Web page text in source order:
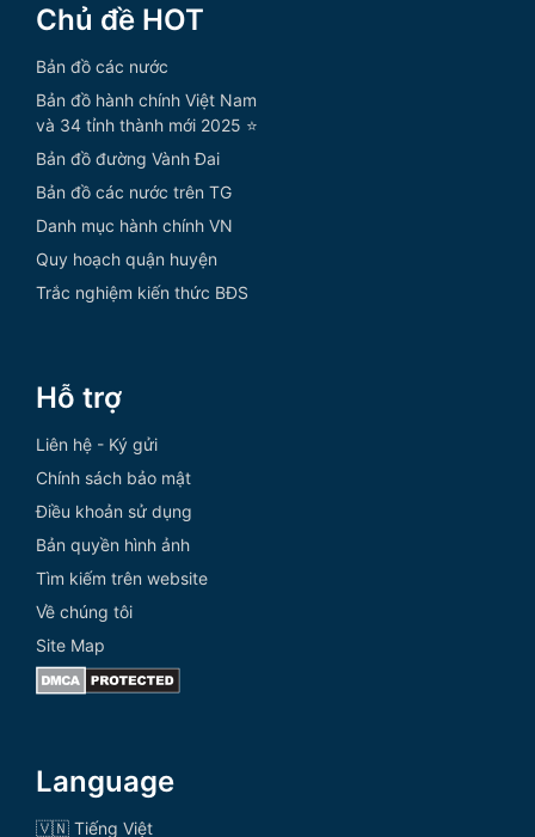
Chủ đề HOT
Bản đồ các nước
Bản đồ hành chính Việt Nam
và 34 tỉnh thành mới 2025 ⭐
Bản đồ đường Vành Đai
Bản đồ các nước trên TG
Danh mục hành chính VN
Quy hoạch quận huyện
Trắc nghiệm kiến thức BĐS
Hỗ trợ
Liên hệ - Ký gửi
Chính sách bảo mật
Điều khoản sử dụng
Bản quyền hình ảnh
Tìm kiếm trên website
Về chúng tôi
Site Map
Language
🇻🇳 Tiếng Việt